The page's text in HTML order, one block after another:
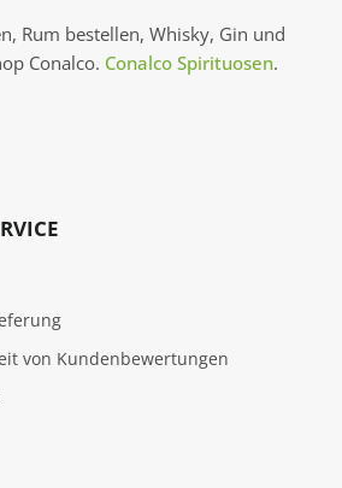
Rum bestellen, Whisky, Gin und
Conalco. Conalco Spirituosen.
von Kundenbewertungen